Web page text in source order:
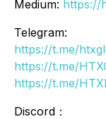
Medium: https://
Telegram:
https://t.me/
https://t.me/
https://t.me/
Discord：